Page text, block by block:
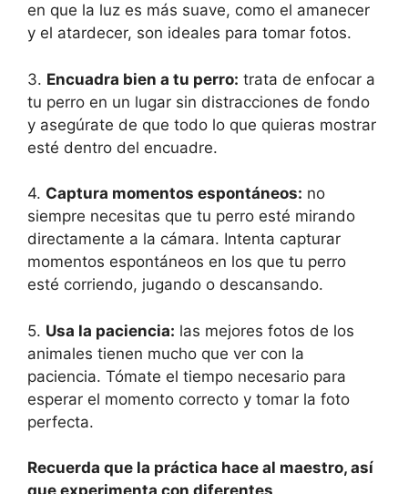
en que la luz es más suave, como el amanecer
y el atardecer, son ideales para tomar fotos.
3. Encuadra bien a tu perro: trata de enfocar a
tu perro en un lugar sin distracciones de fondo
y asegúrate de que todo lo que quieras mostrar
esté dentro del encuadre.
4. Captura momentos espontáneos: no
siempre necesitas que tu perro esté mirando
directamente a la cámara. Intenta capturar
momentos espontáneos en los que tu perro
esté corriendo, jugando o descansando.
5. Usa la paciencia: las mejores fotos de los
animales tienen mucho que ver con la
paciencia. Tómate el tiempo necesario para
esperar el momento correcto y tomar la foto
perfecta.
Recuerda que la práctica hace al maestro, así